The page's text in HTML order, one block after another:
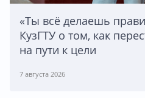
«Ты всё делаешь
КузГТУ о том, как
на пути к цели
7 августа 2026